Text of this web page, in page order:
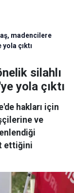
madencilere
çıktı
silahlı
yola çıktı
hakları için
ve
ettiğini